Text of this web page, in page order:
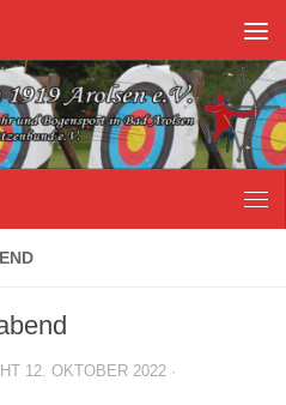
12. OKTOBER 2022 ·